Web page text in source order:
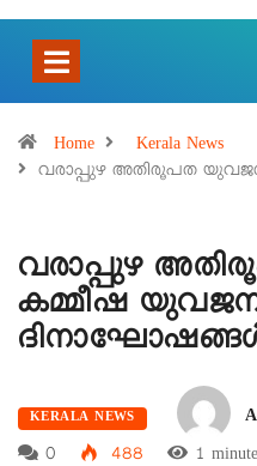
Home
Kerala News
വരാപ്പുഴ അതിരൂപത
വരാപ്പുഴ
കമ്മീഷ
KERALA NEWS
0
488 1